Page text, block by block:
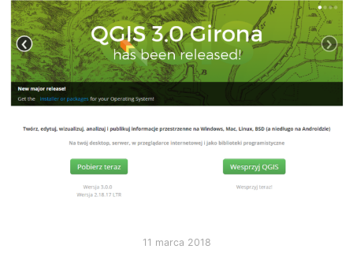
11 marca 2018